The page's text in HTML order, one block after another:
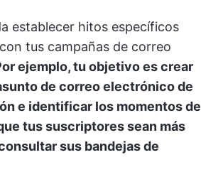
establecer hitos específicos
tus campañas de correo
ejemplo, tu objetivo es crear
de correo electrónico de
e identificar los momentos de
tus suscriptores sean más
sus bandejas de